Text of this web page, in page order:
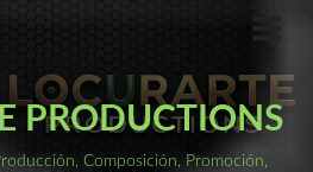
PRODUCTIONS
Composición, Promoción,